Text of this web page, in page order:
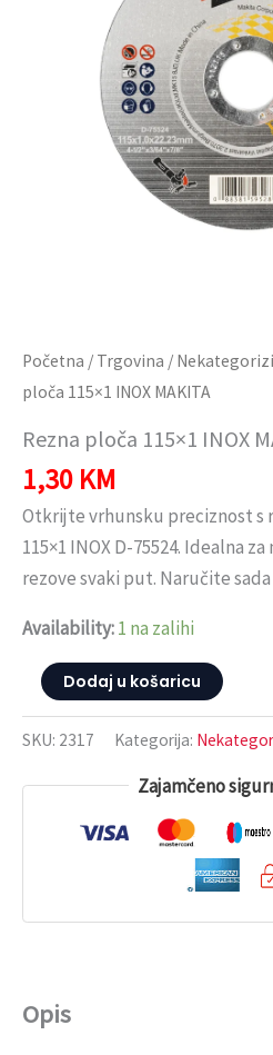
Početna / Trgovina /
ploča 115×1 INOX MAKITA
Rezna ploča 115×1 INOX
1,30 KM
Otkrijte vrhunsku preciznost s
115×1 INOX D-75524. Idealna
rezove svaki put. Naručite
Availability:1 na zalihi
Dodaj u košaricu
SKU: 2317 Kategorija:
Zajamčeno
Opis